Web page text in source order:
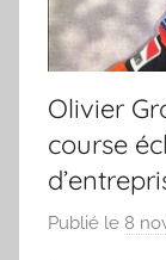
Olivier
course
Publié le 8